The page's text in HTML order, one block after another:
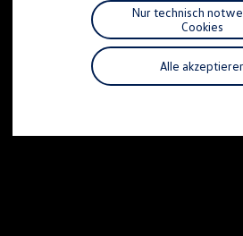
Individualisieren
Wallbox und Ladekabel
Digitale Extras
Dienste für Ihr Modell
Volkswagen Apps,
Handy und Fahrzeug
Vorgängermodelle
Alle
Nur technisch
Cookies